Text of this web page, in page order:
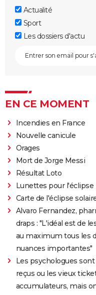
Actualité
Sport
Les dossiers d'actu
EN CE MOMENT
Incendies en France
Nouvelle canicule
Orages
Mort de Jorge Messi
Résultat Loto
Lunettes pour l'éclipse
Carte de l'éclipse
Alvaro Fernandez,
draps : "L'idéal est de
au maximum tous les
nuances importantes"
Les psychologues
reçus ou les vieux
accumulateurs, mais